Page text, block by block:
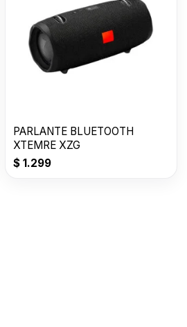
PARLANTE BLUETOOTH
XTEMRE XZG
$ 1.299